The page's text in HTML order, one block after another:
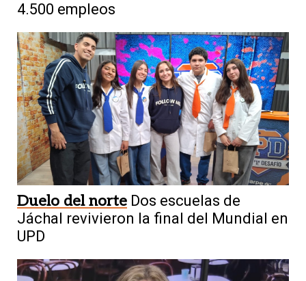
4.500 empleos
Duelo del norte Dos escuelas de
Jáchal revivieron la final del Mundial en
UPD